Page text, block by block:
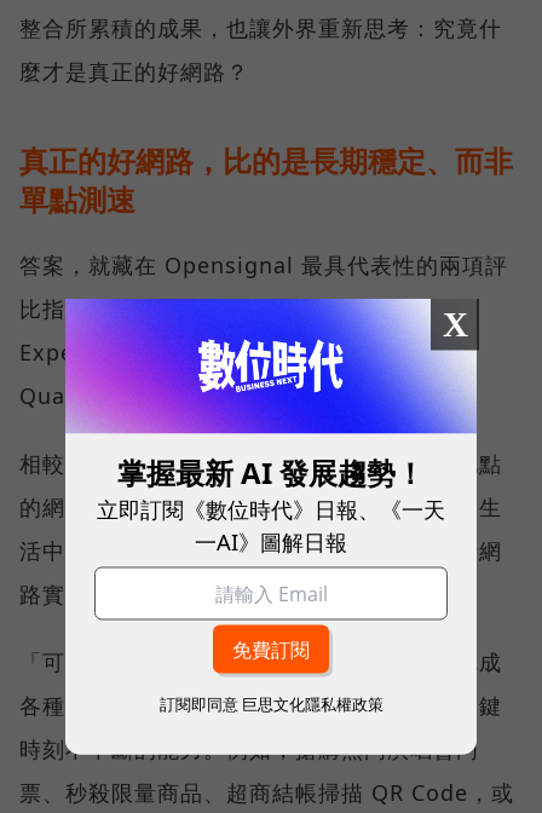
整合所累積的成果，也讓外界重新思考：究竟什
麼才是真正的好網路？
真正的好網路，比的是長期穩定、而非
單點測速
答案，就藏在 Opensignal 最具代表性的兩項評
比指標──可靠性體驗（Reliability
Experience）與品質一致性（Consistent
Quality）。
相較於傳統下載速度只反映單一時間、單一地點
的網路表現，這兩項指標更重視使用者在真實生
活中的整體體驗，因此也是最能反映電信業者網
路實力、最難取得的獎項。
「可靠性體驗」衡量的是使用者是否能順利完成
各種數位應用，因此，考驗的是網路服務在關鍵
時刻不中斷的能力。例如，搶購熱門演唱會門
票、秒殺限量商品、超商結帳掃描 QR Code，或
X
掌握最新 AI 發展趨勢！
立即訂閱《數位時代》日報、《一天
一AI》圖解日報
訂閱即同意 巨思文化隱私權政策